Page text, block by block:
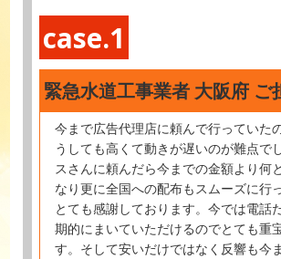
case.1
緊急水道工事業者 大阪府 ご
今まで広告代理店に頼んで行っていた
うしても高くて動きが遅いのが難点で
スさんに頼んだら今までの金額より何
なり更に全国への配布もスムーズに行
とても感謝しております。今では電話
期的にまいていただけるのでとても重
す。そして安いだけではなく反響も今